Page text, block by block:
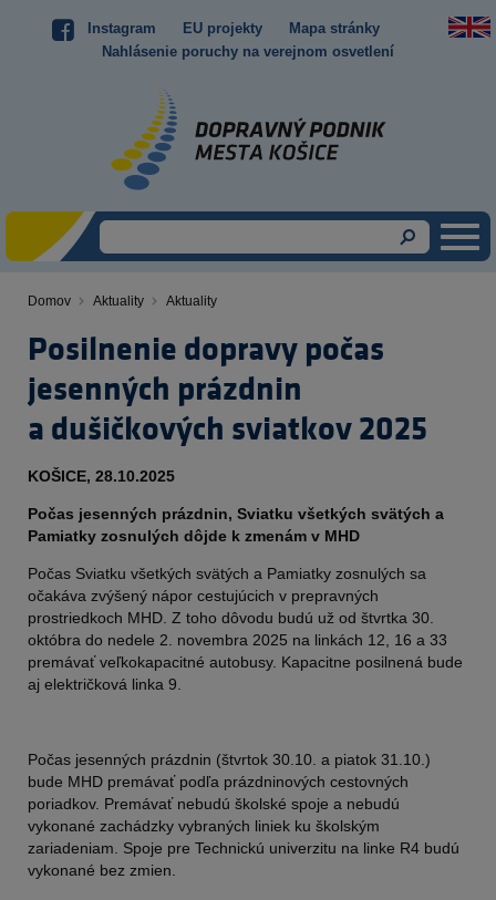
Instagram EU projekty
Mapa stránky
Nahlásenie poruchy na verejnom osvetlení
Domov Aktuality Aktuality
Posilnenie dopravy počas
jesenných prázdnin
a dušičkových sviatkov 2025
Obsah
KOŠICE, 28.10.2025
Počas jesenných prázdnin, Sviatku všetkých svätých a
Pamiatky zosnulých dôjde k zmenám v MHD
Počas Sviatku všetkých svätých a Pamiatky zosnulých sa
očakáva zvýšený nápor cestujúcich v prepravných
prostriedkoch MHD. Z toho dôvodu budú už od štvrtka 30.
októbra do nedele 2. novembra 2025 na linkách 12, 16 a 33
premávať veľkokapacitné autobusy. Kapacitne posilnená bude
aj električková linka 9.
Počas jesenných prázdnin (štvrtok 30.10. a piatok 31.10.)
bude MHD premávať podľa prázdninových cestovných
poriadkov. Premávať nebudú školské spoje a nebudú
vykonané zachádzky vybraných liniek ku školským
zariadeniam. Spoje pre Technickú univerzitu na linke R4 budú
vykonané bez zmien.